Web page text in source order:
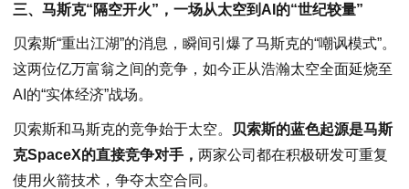
三、马斯克“隔空开火”，一场从太空到AI的“世纪较量”
贝索斯“重出江湖”的消息，瞬间引爆了马斯克的“嘲讽模式”。
这两位亿万富翁之间的竞争，如今正从浩瀚太空全面延烧至
AI的“实体经济”战场。
贝索斯和马斯克的竞争始于太空。
贝索斯的蓝色起源是马斯
克SpaceX的直接竞争对手， 两家公司都在积极研发可重复
使用火箭技术，争夺太空合同。